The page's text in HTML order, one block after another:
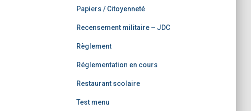
Papiers / Citoyenneté
Recensement militaire – JDC
Règlement
Réglementation en cours
Restaurant scolaire
Test menu